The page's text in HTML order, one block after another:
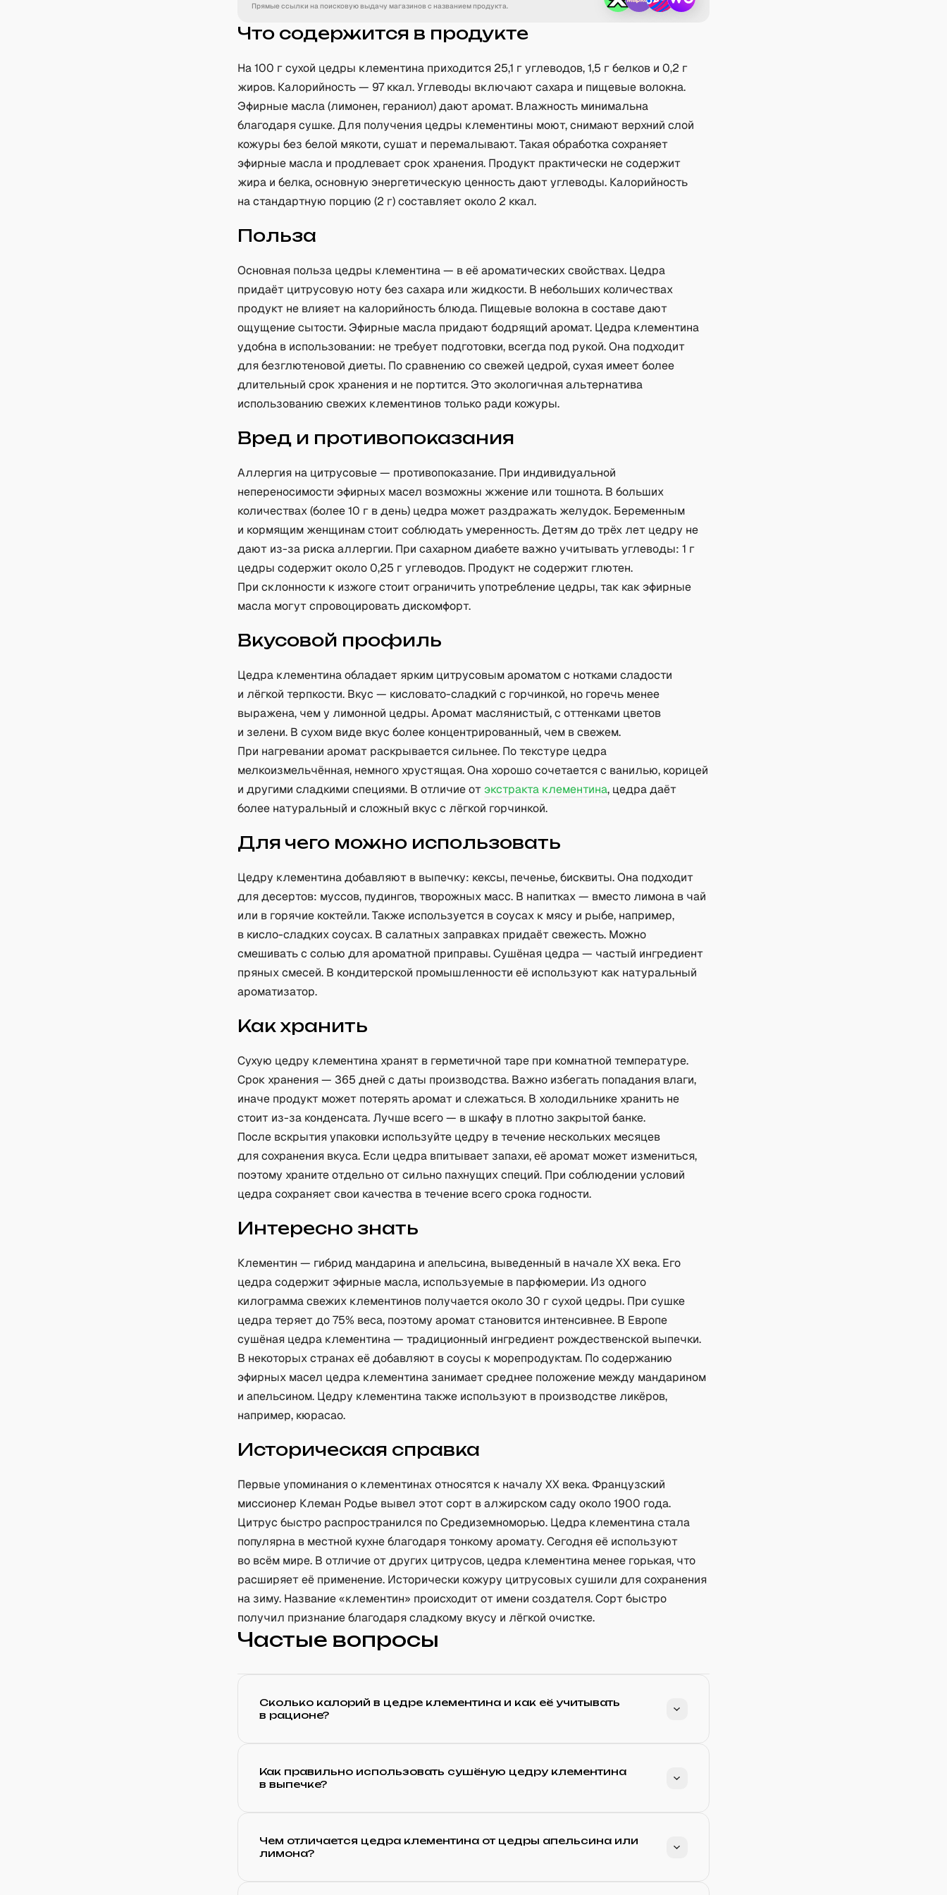
Прямые ссылки на поисковую выдачу магазинов с названием продукта.
Что содержится в продукте
На 100 г сухой цедры клементина приходится 25,1 г углеводов, 1,5 г белков и 0,2 г
жиров. Калорийность — 97 ккал. Углеводы включают сахара и пищевые волокна.
Эфирные масла (лимонен, гераниол) дают аромат. Влажность минимальна
благодаря сушке. Для получения цедры клементины моют, снимают верхний слой
кожуры без белой мякоти, сушат и перемалывают. Такая обработка сохраняет
эфирные масла и продлевает срок хранения. Продукт практически не содержит
жира и белка, основную энергетическую ценность дают углеводы. Калорийность
на стандартную порцию (2 г) составляет около 2 ккал.
Польза
Основная польза цедры клементина — в её ароматических свойствах. Цедра
придаёт цитрусовую ноту без сахара или жидкости. В небольших количествах
продукт не влияет на калорийность блюда. Пищевые волокна в составе дают
ощущение сытости. Эфирные масла придают бодрящий аромат. Цедра клементина
удобна в использовании: не требует подготовки, всегда под рукой. Она подходит
для безглютеновой диеты. По сравнению со свежей цедрой, сухая имеет более
длительный срок хранения и не портится. Это экологичная альтернатива
использованию свежих клементинов только ради кожуры.
Вред и противопоказания
Аллергия на цитрусовые — противопоказание. При индивидуальной
непереносимости эфирных масел возможны жжение или тошнота. В больших
количествах (более 10 г в день) цедра может раздражать желудок. Беременным
и кормящим женщинам стоит соблюдать умеренность. Детям до трёх лет цедру не
дают из-за риска аллергии. При сахарном диабете важно учитывать углеводы: 1 г
цедры содержит около 0,25 г углеводов. Продукт не содержит глютен.
При склонности к изжоге стоит ограничить употребление цедры, так как эфирные
масла могут спровоцировать дискомфорт.
Вкусовой профиль
Цедра клементина обладает ярким цитрусовым ароматом с нотками сладости
и лёгкой терпкости. Вкус — кисловато-сладкий с горчинкой, но горечь менее
выражена, чем у лимонной цедры. Аромат маслянистый, с оттенками цветов
и зелени. В сухом виде вкус более концентрированный, чем в свежем.
При нагревании аромат раскрывается сильнее. По текстуре цедра
мелкоизмельчённая, немного хрустящая. Она хорошо сочетается с ванилью, корицей
и другими сладкими специями. В отличие от экстракта клементина, цедра даёт
более натуральный и сложный вкус с лёгкой горчинкой.
Для чего можно использовать
Цедру клементина добавляют в выпечку: кексы, печенье, бисквиты. Она подходит
для десертов: муссов, пудингов, творожных масс. В напитках — вместо лимона в чай
или в горячие коктейли. Также используется в соусах к мясу и рыбе, например,
в кисло-сладких соусах. В салатных заправках придаёт свежесть. Можно
смешивать с солью для ароматной приправы. Сушёная цедра — частый ингредиент
пряных смесей. В кондитерской промышленности её используют как натуральный
ароматизатор.
Как хранить
Сухую цедру клементина хранят в герметичной таре при комнатной температуре.
Срок хранения — 365 дней с даты производства. Важно избегать попадания влаги,
иначе продукт может потерять аромат и слежаться. В холодильнике хранить не
стоит из-за конденсата. Лучше всего — в шкафу в плотно закрытой банке.
После вскрытия упаковки используйте цедру в течение нескольких месяцев
для сохранения вкуса. Если цедра впитывает запахи, её аромат может измениться,
поэтому храните отдельно от сильно пахнущих специй. При соблюдении условий
цедра сохраняет свои качества в течение всего срока годности.
Интересно знать
Клементин — гибрид мандарина и апельсина, выведенный в начале XX века. Его
цедра содержит эфирные масла, используемые в парфюмерии. Из одного
килограмма свежих клементинов получается около 30 г сухой цедры. При сушке
цедра теряет до 75% веса, поэтому аромат становится интенсивнее. В Европе
сушёная цедра клементина — традиционный ингредиент рождественской выпечки.
В некоторых странах её добавляют в соусы к морепродуктам. По содержанию
эфирных масел цедра клементина занимает среднее положение между мандарином
и апельсином. Цедру клементина также используют в производстве ликёров,
например, кюрасао.
Историческая справка
Первые упоминания о клементинах относятся к началу XX века. Французский
миссионер Клеман Родье вывел этот сорт в алжирском саду около 1900 года.
Цитрус быстро распространился по Средиземноморью. Цедра клементина стала
популярна в местной кухне благодаря тонкому аромату. Сегодня её используют
во всём мире. В отличие от других цитрусов, цедра клементина менее горькая, что
расширяет её применение. Исторически кожуру цитрусовых сушили для сохранения
на зиму. Название «клементин» происходит от имени создателя. Сорт быстро
получил признание благодаря сладкому вкусу и лёгкой очистке.
Частые вопросы
Сколько калорий в цедре клементина и как её учитывать
в рационе?
Как правильно использовать сушёную цедру клементина
в выпечке?
Чем отличается цедра клементина от цедры апельсина или
лимона?